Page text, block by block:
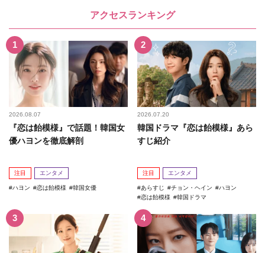
アクセスランキング
2026.08.07
『恋は飴模様』で話題！韓国女
優ハヨンを徹底解剖
注目 エンタメ
ハヨン 恋は飴模様 韓国女優
2026.07.20
韓国ドラマ『恋は飴模様』あら
すじ紹介
注目 エンタメ
あらすじ チョン・ヘイン
ハヨン
恋は飴模様
韓国ドラマ